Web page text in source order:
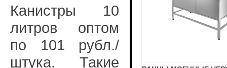
Канистры 10
литров оптом
по 101 рубл./
штука. Такие